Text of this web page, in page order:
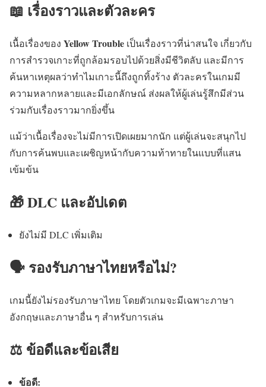
📖 เรื่องราวและตัวละคร
เนื้อเรื่องของ Yellow Trouble เป็นเรื่องราวที่น่าสนใจ เกี่ยวกับ
การสำรวจเกาะที่ถูกล้อมรอบไปด้วยสิ่งมีชีวิตลับ และมีการ
ค้นหาเหตุผลว่าทำไมเกาะนี้ถึงถูกทิ้งร้าง ตัวละครในเกมมี
ความหลากหลายและมีเอกลักษณ์ ส่งผลให้ผู้เล่นรู้สึกมีส่วน
ร่วมกับเรื่องราวมากยิ่งขึ้น
แม้ว่าเนื้อเรื่องจะไม่มีการเปิดเผยมากนัก แต่ผู้เล่นจะสนุกไป
กับการค้นพบและเผชิญหน้ากับความท้าทายในแบบที่แสน
เข้มข้น
🎁 DLC และอัปเดต
ยังไม่มี DLC เพิ่มเติม
🗣️ รองรับภาษาไทยหรือไม่?
เกมนี้ยังไม่รองรับภาษาไทย โดยตัวเกมจะมีเฉพาะภาษา
อังกฤษและภาษาอื่น ๆ สำหรับการเล่น
⚖️ ข้อดีและข้อเสีย
ข้อดี: